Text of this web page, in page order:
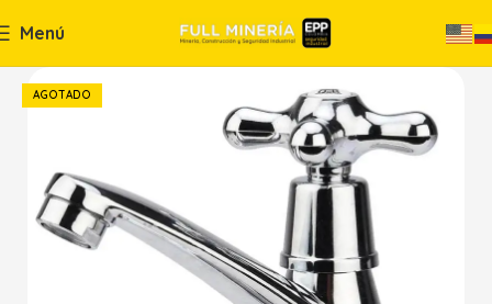
Menú
AGOTADO